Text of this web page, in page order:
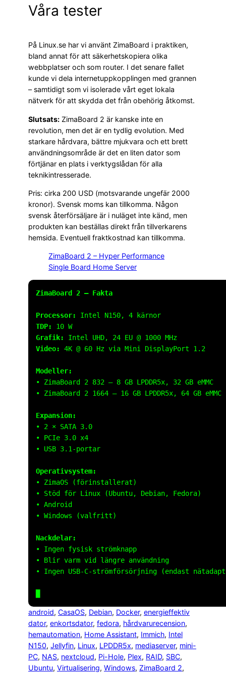
Våra tester
På Linux.se har vi använt ZimaBoard i praktiken,
bland annat för att säkerhetskopiera olika
webbplatser och som router. I det senare fallet
kunde vi dela internetuppkopplingen med grannen
– samtidigt som vi isolerade vårt eget lokala
nätverk för att skydda det från obehörig åtkomst.
Slutsats: ZimaBoard 2 är kanske inte en
revolution, men det är en tydlig evolution. Med
starkare hårdvara, bättre mjukvara och ett brett
användningsområde är det en liten dator som
förtjänar en plats i verktygslådan för alla
teknikintresserade.
Pris: cirka 200 USD (motsvarande ungefär 2000
kronor). Svensk moms kan tillkomma. Någon
svensk återförsäljare är i nuläget inte känd, men
produkten kan beställas direkt från tillverkarens
hemsida. Eventuell fraktkostnad kan tillkomma.
ZimaBoard 2 – Hyper Performance
Single Board Home Server
ZimaBoard 2 – Fakta
Processor:
Intel N150, 4 kärnor
TDP:
10 W
Grafik:
Intel UHD, 24 EU @ 1000 MHz
Video:
4K @ 60 Hz via Mini DisplayPort 1.2
Modeller:
• ZimaBoard 2 832 – 8 GB LPDDR5x, 32 GB eMMC
• ZimaBoard 2 1664 – 16 GB LPDDR5x, 64 GB eMMC
Expansion:
• 2 × SATA 3.0
• PCIe 3.0 x4
• USB 3.1-portar
Operativsystem:
• ZimaOS (förinstallerat)
• Stöd för Linux (Ubuntu, Debian, Fedora)
• Android
• Windows (valfritt)
Nackdelar:
• Ingen fysisk strömknapp
• Blir varm vid längre användning
• Ingen USB-C-strömförsörjning (endast
android, CasaOS, Debian, Docker, energieffektiv
dator, enkortsdator, fedora, hårdvarurecension
hemautomation, Home Assistant, Immich, Intel
N150, Jellyfin, Linux, LPDDR5x, mediaserver, mini-
PC, NAS, nextcloud, Pi-Hole, Plex, RAID, SBC
Ubuntu, Virtualisering, Windows, ZimaBoard 2